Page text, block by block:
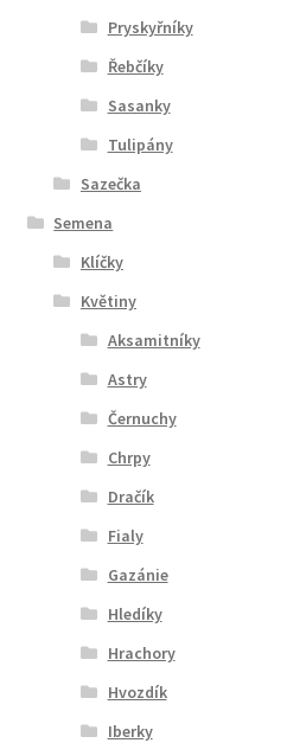
Pryskyřníky
Řebčíky
Sasanky
Tulipány
Sazečka
Semena
Klíčky
Květiny
Aksamitníky
Astry
Černuchy
Chrpy
Dračík
Fialy
Gazánie
Hledíky
Hrachory
Hvozdík
Iberky